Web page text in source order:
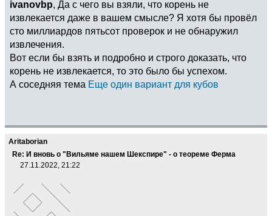
ivanovbp, Да с чего вы взяли, что корень не
извлекается даже в вашем смысле? Я хотя бы провёл
сто миллиардов пятьсот проверок и не обнаружил
извлечения.
Вот если бы взять и подробно и строго доказать, что
корень не извлекается, то это было бы успехом.
А соседняя тема Еще один вариант для кубов
Aritaborian
Re: И вновь о "Вильяме нашем Шекспире" - о теореме Ферма
27.11.2022, 21:22